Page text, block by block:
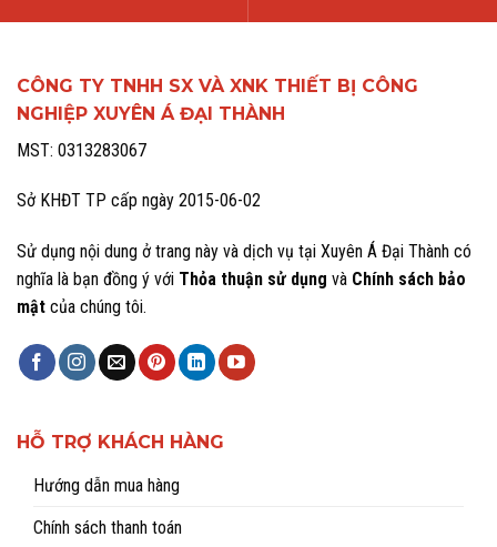
CÔNG TY TNHH SX VÀ XNK THIẾT BỊ CÔNG
NGHIỆP XUYÊN Á ĐẠI THÀNH
MST: 0313283067
Sở KHĐT TP cấp ngày 2015-06-02
Sử dụng nội dung ở trang này và dịch vụ tại Xuyên Á Đại Thành có
nghĩa là bạn đồng ý với Thỏa thuận sử dụng và Chính sách bảo
mật của chúng tôi.
HỖ TRỢ KHÁCH HÀNG
Hướng dẫn mua hàng
Chính sách thanh toán